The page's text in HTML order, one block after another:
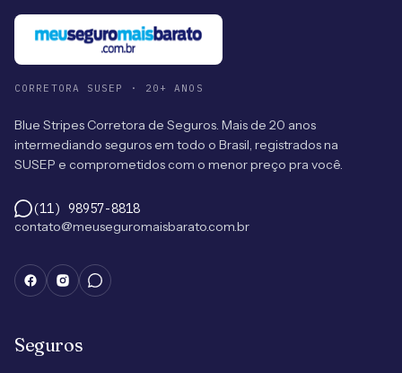
CORRETORA SUSEP · 20+ ANOS
Blue Stripes Corretora de Seguros. Mais de 20 anos
intermediando seguros em todo o Brasil, registrados na
SUSEP e comprometidos com o menor preço pra você.
(11) 98957-8818
contato@meuseguromaisbarato.com.br
Seguros